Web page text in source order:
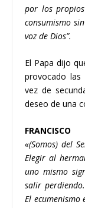
por los
consumismo
voz de Dios”.
El Papa dijo
provocado las
vez de
deseo de una
FRANCISCO
«(Somos) del
Elegir al
uno mismo
salir
El ecumenismo